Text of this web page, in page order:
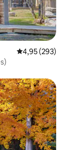
Évaluation
4,95 (293)